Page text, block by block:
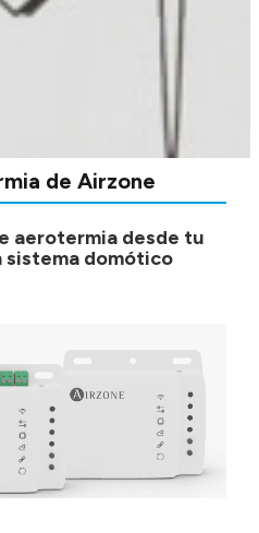
de Airzone
aerotermia desde tu
sistema domótico